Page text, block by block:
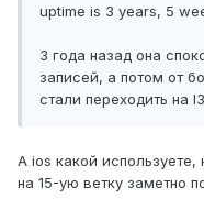
uptime is 3 years, 5
3 года назад она
записей, а потом от
стали переходить на
А ios какой
на 15-ую ветку заметно